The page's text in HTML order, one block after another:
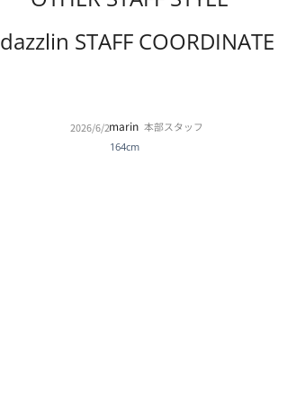
dazzlin STAFF COORDINATE
2026/6/2marin 本部スタッフ
164cm